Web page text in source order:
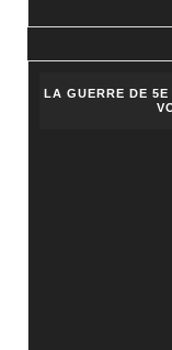
LA GUERRE DE 5E